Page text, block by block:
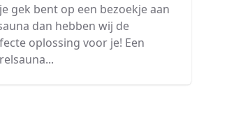
gek bent op een bezoekje aan
dan hebben wij de
oplossing voor je! Een